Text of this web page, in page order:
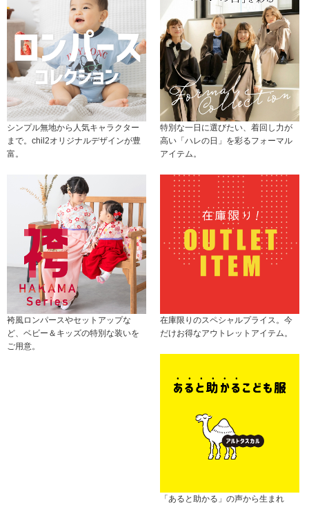
シンプル無地から人気キャラクター
まで。chil2オリジナルデザインが豊
富。
特別な一日に選びたい、着回し力が
高い「ハレの日」を彩るフォーマル
アイテム。
袴風ロンパースやセットアップな
ど、ベビー＆キッズの特別な装いを
ご用意。
在庫限りのスペシャルプライス。今
だけお得なアウトレットアイテム。
「あると助かる」の声から生まれ